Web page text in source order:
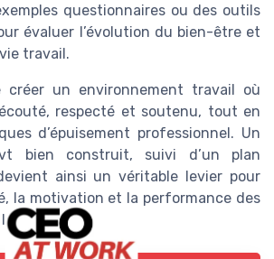
questionnaires ou des outils
évaluer l’évolution du bien-être et
travail.
créer un environnement travail où
respecté et soutenu, tout en
d’épuisement professionnel. Un
bien construit, suivi d’un plan
ainsi un véritable levier pour
la motivation et la performance des
salariés.